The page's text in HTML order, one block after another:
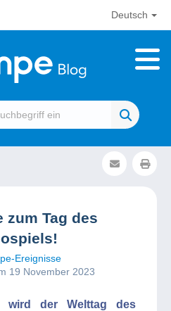
Deutsch
zum Tag des
Ereignisse
19 November 2023
wird der Welttag des